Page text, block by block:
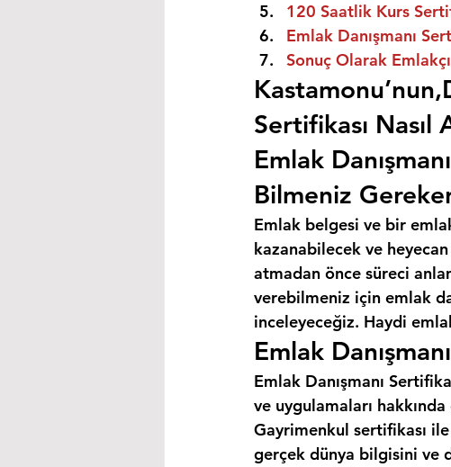
120 Saatlik Kurs
Emlak Danışmanı
Sonuç Olarak
Sertifikası Nasıl
Emlak
Bilmeniz
Emlak belgesi ve bir
kazanabilecek ve
atmadan önce süreci
verebilmeniz için emlak
inceleyeceğiz. Haydi
Emlak
Emlak Danışmanı
ve uygulamaları
Gayrimenkul sertifikası
gerçek dünya bilgisini ve